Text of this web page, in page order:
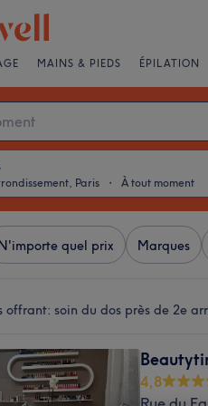
MAINS & PIEDS ÉPILATION
Paris ・ À tout moment
quel prix Marques
offrant: soin du dos près de 2e
4,8